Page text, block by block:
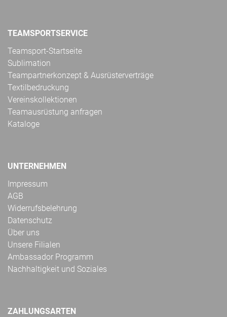
TEAMSPORTSERVICE
Teamsport-Startseite
Sublimation
Teampartnerkonzept & Ausrüsterverträge
Textilbedruckung
Vereinskollektionen
Teamausrüstung anfragen
Kataloge
UNTERNEHMEN
Impressum
AGB
Widerrufsbelehrung
Datenschutz
Über uns
Unsere Filialen
Ambassador Programm
Nachhaltigkeit und Soziales
ZAHLUNGSARTEN